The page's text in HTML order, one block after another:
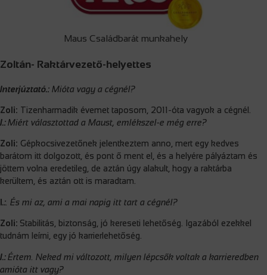
Maus Családbarát munkahely
Zoltán- Raktárvezető-helyettes
Interjúztató.: Mióta vagy a cégnél?
Zoli: Tizenharmadik évemet taposom, 2011-óta vagyok a cégnél.
I.:Miért választottad a Maust, emlékszel-e még erre?
Zoli: Gépkocsivezetőnek jelentkeztem anno, mert egy kedves
barátom itt dolgozott, és pont ő ment el, és a helyére pályáztam és
jöttem volna eredetileg, de aztán úgy alakult, hogy a raktárba
kerültem, és aztán ott is maradtam.
.: . És mi az, ami a mai napig itt tart a cégnél?
Zoli: Stabilitás, biztonság, jó kereseti lehetőség. Igazából ezekkel
tudnám leírni, egy jó karrierlehetőség.
I.:Értem. Neked mi változott, milyen lépcsők voltak a karrieredben
amióta itt vagy?